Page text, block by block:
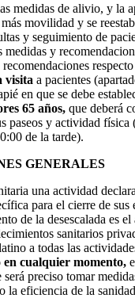
medidas de alivio, y la
movilidad y se
y seguimiento de
medidas y
visita a pacientes
en que se debe
65 años, que deberá
paseos y actividad física
de la tarde).
GENERALES
una actividad
para el cierre de sus
de la desescalada es el
sanitarios
a todas las
en cualquier momento,
preciso tomar
la eficiencia de la